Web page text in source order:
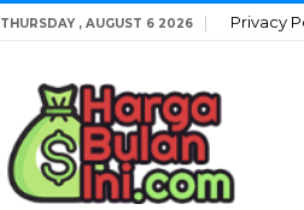
THURSDAY , AUGUST 6 2026 Privacy